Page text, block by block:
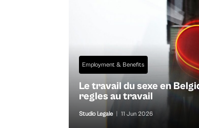
Employment & Benefits
Le travail du sexe en
regles au travail
Studio Legale 11 Jun 2026